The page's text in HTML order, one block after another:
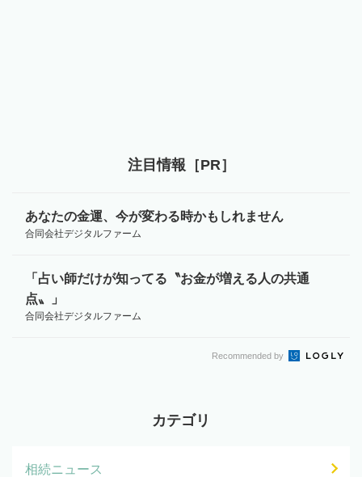
注目情報［PR］
あなたの金運、今が変わる時かもしれません
合同会社デジタルファーム
「占い師だけが知ってる〝お金が増える人の共通
点〟」
合同会社デジタルファーム
Recommended by
カテゴリ
相続ニュース